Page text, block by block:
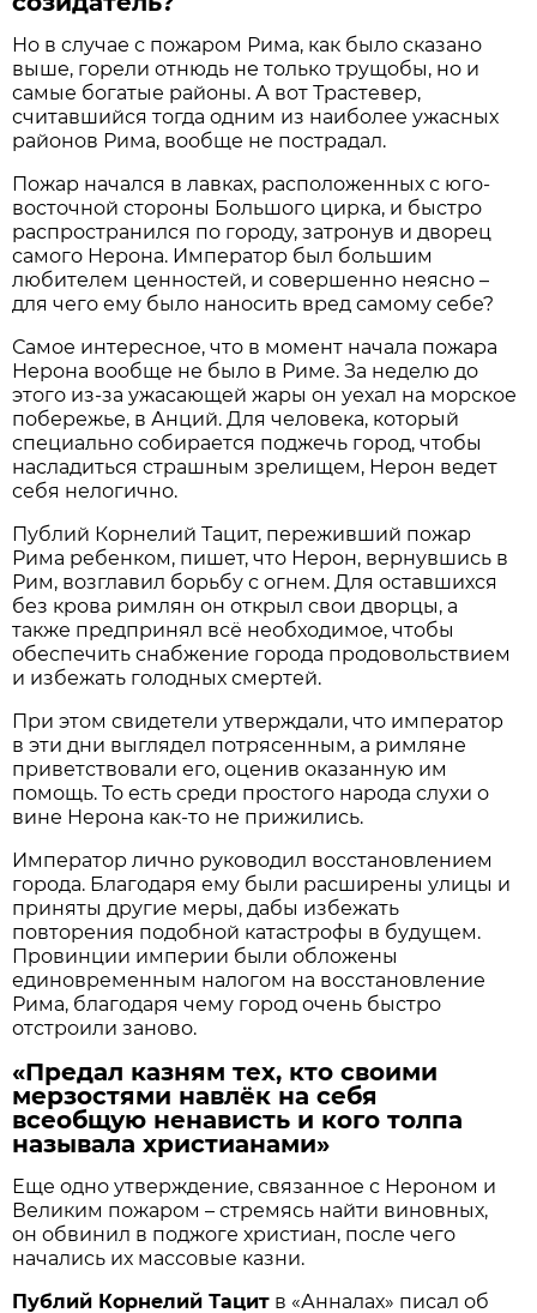
Но в случае с пожаром Рима, как было сказано
выше, горели отнюдь не только трущобы, но и
самые богатые районы. А вот Трастевер,
считавшийся тогда одним из наиболее ужасных
районов Рима, вообще не пострадал.
Пожар начался в лавках, расположенных с юго-
восточной стороны Большого цирка, и быстро
распространился по городу, затронув и дворец
самого Нерона. Император был большим
любителем ценностей, и совершенно неясно –
для чего ему было наносить вред самому себе?
Самое интересное, что в момент начала пожара
Нерона вообще не было в Риме. За неделю до
этого из-за ужасающей жары он уехал на морское
побережье, в Анций. Для человека, который
специально собирается поджечь город, чтобы
насладиться страшным зрелищем, Нерон ведет
себя нелогично.
Публий Корнелий Тацит, переживший пожар
Рима ребенком, пишет, что Нерон, вернувшись в
Рим, возглавил борьбу с огнем. Для оставшихся
без крова римлян он открыл свои дворцы, а
также предпринял всё необходимое, чтобы
обеспечить снабжение города продовольствием
и избежать голодных смертей.
При этом свидетели утверждали, что император
в эти дни выглядел потрясенным, а римляне
приветствовали его, оценив оказанную им
помощь. То есть среди простого народа слухи о
вине Нерона как-то не прижились.
Император лично руководил восстановлением
города. Благодаря ему были расширены улицы и
приняты другие меры, дабы избежать
повторения подобной катастрофы в будущем.
Провинции империи были обложены
единовременным налогом на восстановление
Рима, благодаря чему город очень быстро
отстроили заново.
«Предал казням тех, кто своими
мерзостями навлёк на себя
всеобщую ненависть и кого толпа
называла христианами»
Еще одно утверждение, связанное с Нероном и
Великим пожаром – стремясь найти виновных,
он обвинил в поджоге христиан, после чего
начались их массовые казни.
Публий Корнелий Тацит в «Анналах» писал об